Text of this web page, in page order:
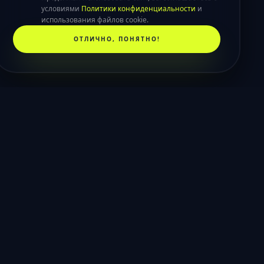
условиями Политики конфиденциальности и
использования файлов cookie.
ОТЛИЧНО, ПОНЯТНО!